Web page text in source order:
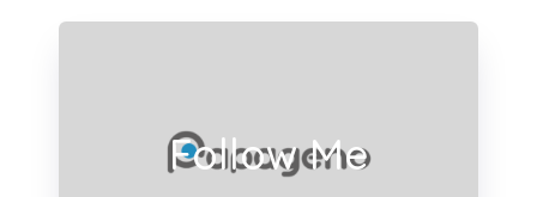
Follow Me